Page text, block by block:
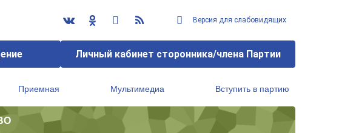
Версия для слабовидящих
Личный кабинет сторонника/члена Партии
Приемная Мультимедиа Вступить в партию